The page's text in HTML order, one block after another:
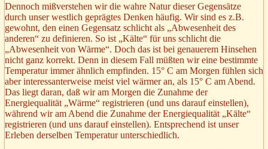
Dennoch mißverstehen wir die wahre Natur dieser Gegensätze
durch unser westlich geprägtes Denken häufig. Wir sind es z.B.
gewohnt, den einen Gegensatz schlicht als „Abwesenheit des
anderen“ zu definieren. So ist „Kälte“ für uns schlicht die
„Abwesenheit von Wärme“. Doch das ist bei genauerem Hinsehen
nicht ganz korrekt. Denn in diesem Fall müßten wir eine bestimmte
Temperatur immer ähnlich empfinden. 15° C am Morgen fühlen sich
aber interessanterweise meist viel wärmer an, als 15° C am Abend.
Das liegt daran, daß wir am Morgen die Zunahme der
Energiequalität „Wärme“ registrieren (und uns darauf einstellen),
während wir am Abend die Zunahme der Energiequalität „Kälte“
registrieren (und uns darauf einstellen). Entsprechend ist unser
Erleben derselben Temperatur unterschiedlich.